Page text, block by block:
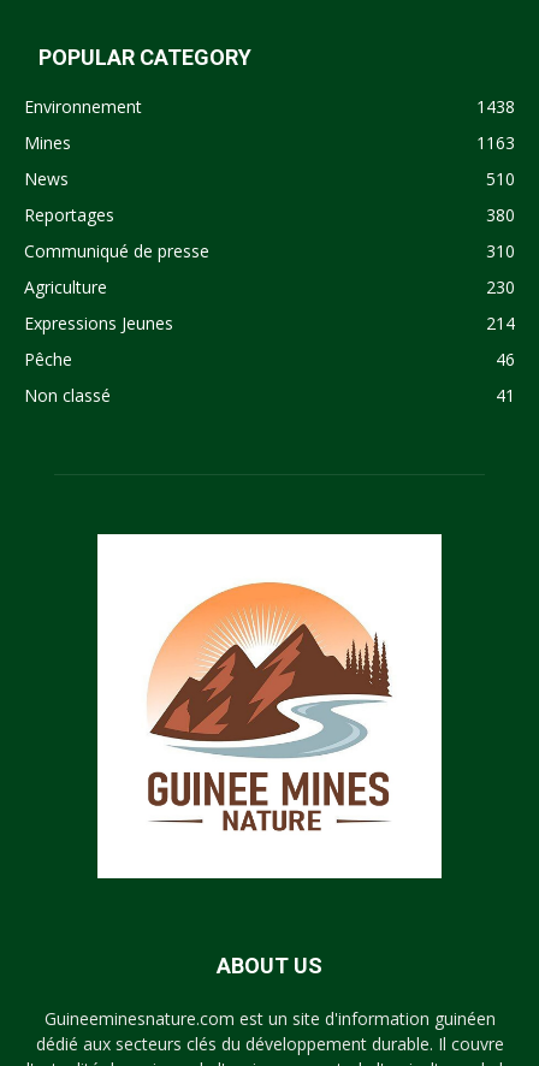
POPULAR CATEGORY
Environnement
1438
Mines
1163
News
510
Reportages
380
Communiqué de presse
310
Agriculture
230
Expressions Jeunes
214
Pêche
46
Non classé
41
ABOUT US
Guineeminesnature.com est un site d'information guinéen
dédié aux secteurs clés du développement durable. Il couvre